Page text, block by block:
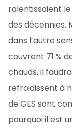
ralentissaient
des décennies.
dans l’autre
couvrent 71 %
chauds, il
refroidissent à
de GES sont
pourquoi il est